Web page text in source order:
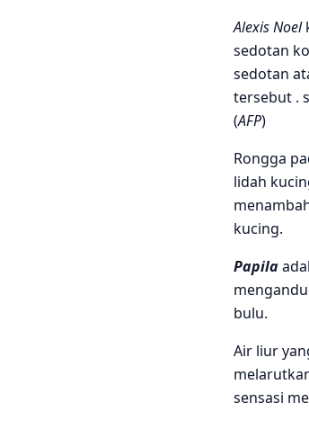
Alexis Noel
sedotan
sedotan
tersebut .
(AFP)
Rongga
lidah
kucing.
Papila
bulu.
Air liur
sensasi